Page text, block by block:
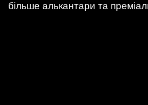
більше алькантари та